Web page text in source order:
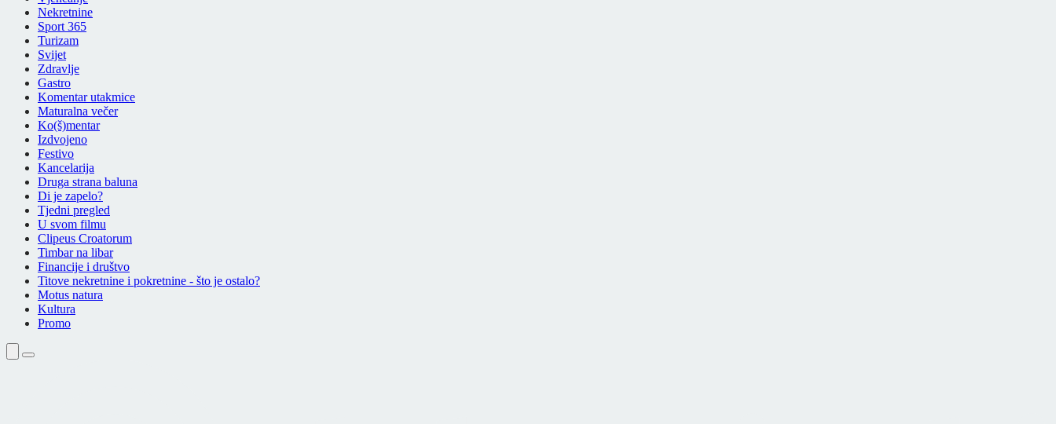
Nekretnine
Sport 365
Turizam
Svijet
Zdravlje
Gastro
Komentar utakmice
Maturalna večer
Ko(š)mentar
Izdvojeno
Festivo
Kancelarija
Druga strana baluna
Di je zapelo?
Tjedni pregled
U svom filmu
Clipeus Croatorum
Timbar na libar
Financije i društvo
Titove nekretnine i pokretnine - što je ostalo?
Motus natura
Kultura
Promo